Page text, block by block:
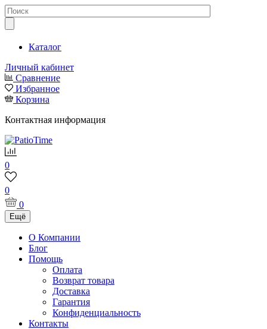
Каталог
Личный кабинет
Сравнение
Избранное
Корзина
Контактная информация
0
0
0
Ещё
О Компании
Блог
Помощь
Оплата
Возврат товара
Доставка
Гарантия
Конфиденциальность
Контакты